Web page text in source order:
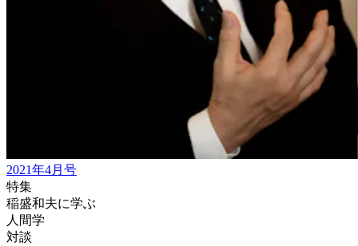
2021年4月号
特集
稲盛和夫に学ぶ
人間学
対談